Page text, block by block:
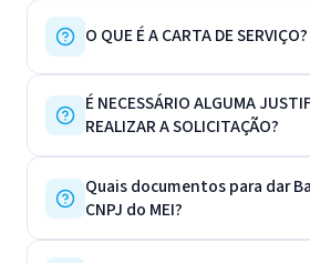
O QUE É A CARTA DE SERVIÇO?
É NECESSÁRIO ALGUMA
REALIZAR A SOLICITAÇÃO?
Quais documentos para dar
CNPJ do MEI?